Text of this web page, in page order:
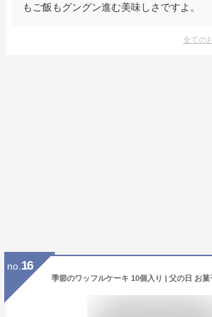
もご飯もグングン進む美味しさですよ。
全ての
no. 16